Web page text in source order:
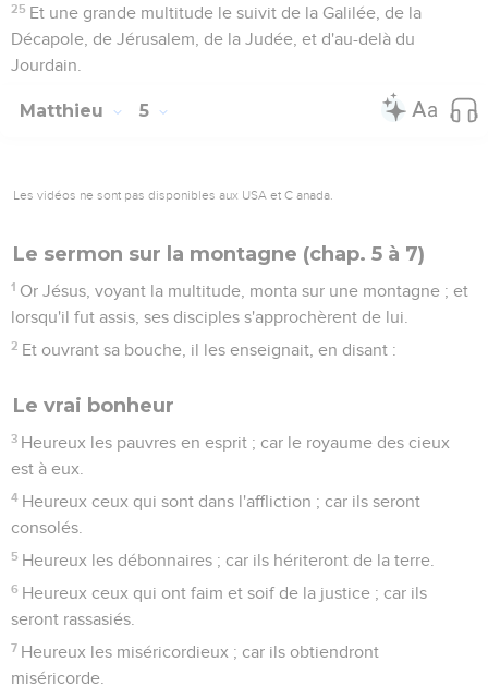
25 Et une grande multitude le suivit de la Galilée, de la
Décapole, de Jérusalem, de la Judée, et d'au-delà du
Jourdain.
Matthieu 5
Les vidéos ne sont pas disponibles aux USA et C anada.
Le sermon sur la montagne (chap. 5 à 7)
1 Or Jésus, voyant la multitude, monta sur une montagne ; et
lorsqu'il fut assis, ses disciples s'approchèrent de lui.
2 Et ouvrant sa bouche, il les enseignait, en disant :
Le vrai bonheur
3 Heureux les pauvres en esprit ; car le royaume des cieux
est à eux.
4 Heureux ceux qui sont dans l'affliction ; car ils seront
consolés.
5 Heureux les débonnaires ; car ils hériteront de la terre.
6 Heureux ceux qui ont faim et soif de la justice ; car ils
seront rassasiés.
7 Heureux les miséricordieux ; car ils obtiendront
miséricorde.